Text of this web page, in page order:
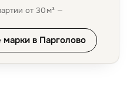
от 30 м³ —
марки в Парголово